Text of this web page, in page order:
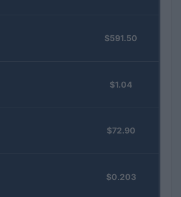
$591.50
$1.04
$72.90
$0.203